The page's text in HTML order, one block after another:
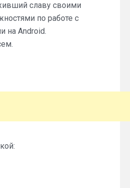
славу своими
по работе с
на Android.